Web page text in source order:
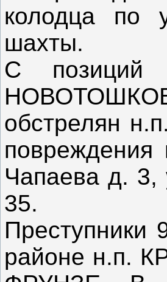
колодца по
шахты.
С
обстрелян
Чапаева д.
35.
Преступники
районе н.п.